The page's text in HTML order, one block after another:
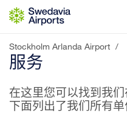
Go to content
Stockholm Arlanda Airport /
服务
在这里您可以找到我们
下面列出了我们所有单